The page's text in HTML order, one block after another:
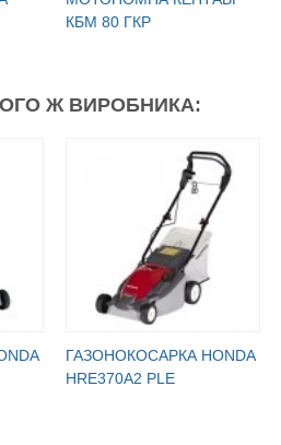
КБМ 80 ГКР
Ж ВИРОБНИКА:
ГАЗОНОКОСАРКА HONDA
HRE370A2 PLE